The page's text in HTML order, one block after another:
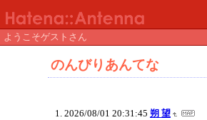
ようこそゲストさん
のんびりあんてな
2026/08/01 20:31:45 朔 望